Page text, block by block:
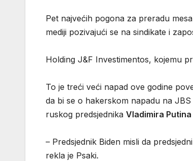
Pet najvećih pogona za preradu
mediji pozivajući se na sindikate i
Holding J&F Investimentos, kojemu
To je treći veći napad ove godine
da bi se o hakerskom napadu na
ruskog predsjednika Vladimira Putina
– Predsjednik Biden misli da
rekla je Psaki.